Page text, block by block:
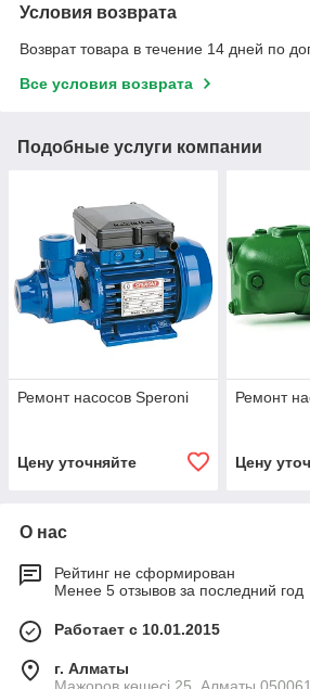
Условия возврата
Возврат товара в течение 14 дней по
Все условия возврата
Подобные услуги компании
Ремонт насосов Speroni
Цену уточняйте
Ремонт
Цену
О нас
Рейтинг не сформирован
Менее 5 отзывов за последний год
Работает с 10.01.2015
г. Алматы